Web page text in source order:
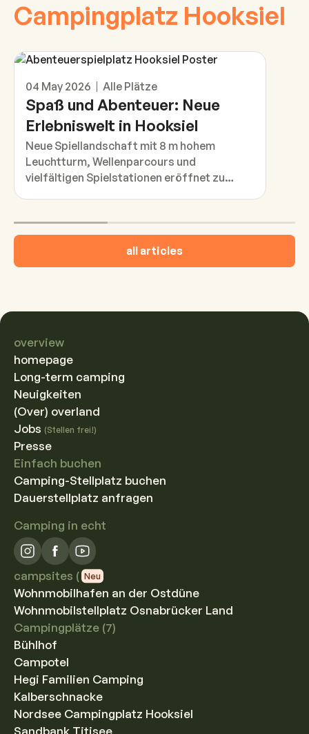
Campingplatz Hooksiel
Das ist neu
04 May 2026 Alle Plätze
Spaß und Abenteuer: Neue
Erlebniswelt in Hooksiel
Neue Spiellandschaft mit 8 m hohem
Leuchtturm, Wellenparcours und
vielfältigen Spielstationen eröffnet zu
all articles
overview
homepage
Long-term camping
Neuigkeiten
(Over) overland
Jobs (Stellen frei!)
Presse
Einfach buchen
Camping-Stellplatz buchen
Dauerstellplatz anfragen
Camping in echt
campsites ( Neu
Wohnmobilhafen an der Ostdüne
Wohnmobilstellplatz Osnabrücker Land
Campingplätze (7)
Bühlhof
Campotel
Hegi Familien Camping
Kalberschnacke
Nordsee Campingplatz Hooksiel
Sandbank Titisee